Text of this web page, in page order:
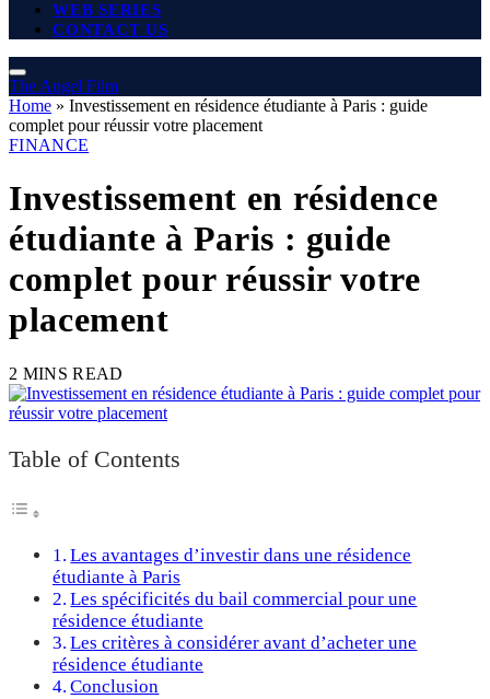
WEB SERIES
CONTACT US
The Angel Film
Home » Investissement en résidence étudiante à Paris : guide
complet pour réussir votre placement
FINANCE
Investissement en résidence
étudiante à Paris : guide
complet pour réussir votre
placement
2 MINS READ
Table of Contents
Les avantages d’investir dans une résidence
étudiante à Paris
Les spécificités du bail commercial pour une
résidence étudiante
Les critères à considérer avant d’acheter une
résidence étudiante
Conclusion